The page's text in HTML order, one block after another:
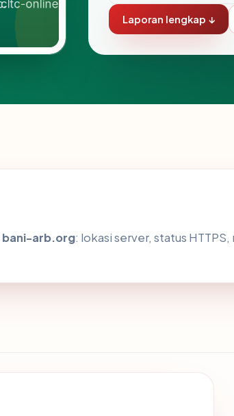
Laporan lengkap ↓
bani-arb.org: lokasi server, status